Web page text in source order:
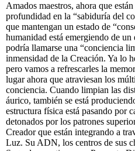
Amados maestros, ahora que
profundidad en la “sabiduría del
que mantengan un estado de
humanidad está emergiendo de un
podría llamarse una “conciencia
inmensidad de la Creación. Ya lo
pero vamos a refrescarles la
lugar ahora que atraviesan los
conciencia. Cuando limpian las
áurico, también se está
estructura física está pasando por
detonados por los patrones
Creador que están integrando a
Luz. Su ADN, los centros de sus